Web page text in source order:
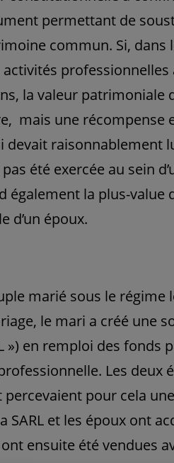
permettant de
commun. Si, dans
professionnelles
la valeur patrimoniale
mais une récompense
devait raisonnablement
été exercée au sein
également la plus-value
d’un époux.
marié sous le
le mari a créé une
») en remploi des fonds
Les deux
percevaient pour cela
SARL et les époux ont
ensuite été vendues